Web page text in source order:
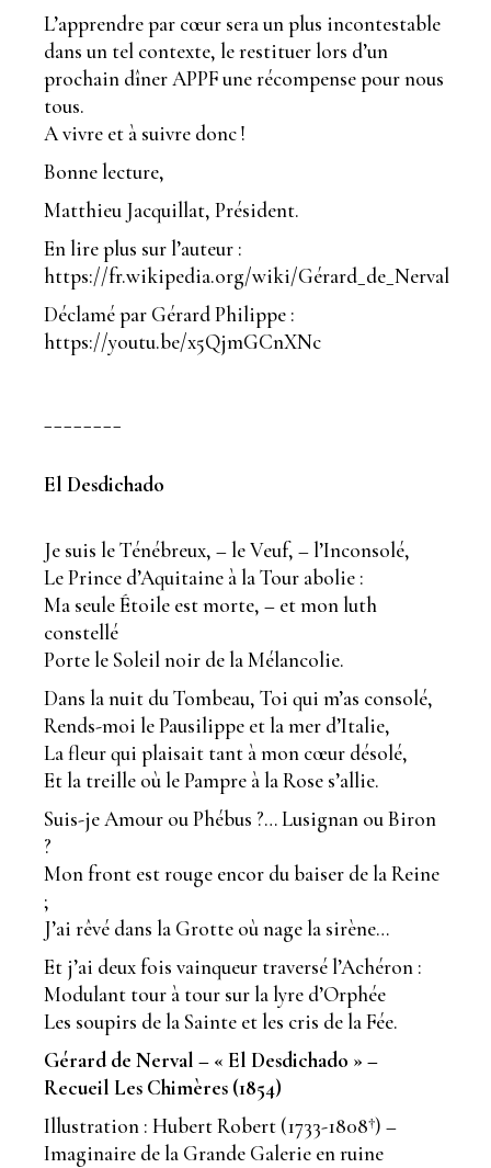
L’apprendre par cœur sera un plus incontestable
dans un tel contexte, le restituer lors d’un
prochain dîner APPF une récompense pour nous
tous.
A vivre et à suivre donc !
Bonne lecture,
Matthieu Jacquillat, Président.
En lire plus sur l’auteur :
https://fr.wikipedia.org/wiki/Gérard_de_Nerval
Déclamé par Gérard Philippe :
https://youtu.be/x5QjmGCnXNc
El Desdichado
Je suis le Ténébreux, – le Veuf, – l’Inconsolé,
Le Prince d’Aquitaine à la Tour abolie :
Ma seule Étoile est morte, – et mon luth
constellé
Porte le Soleil noir de la Mélancolie.
Dans la nuit du Tombeau, Toi qui m’as consolé,
Rends-moi le Pausilippe et la mer d’Italie,
La fleur qui plaisait tant à mon cœur désolé,
Et la treille où le Pampre à la Rose s’allie.
Suis-je Amour ou Phébus ?… Lusignan ou Biron
?
Mon front est rouge encor du baiser de la Reine
;
J’ai rêvé dans la Grotte où nage la sirène…
Et j’ai deux fois vainqueur traversé l’Achéron :
Modulant tour à tour sur la lyre d’Orphée
Les soupirs de la Sainte et les cris de la Fée.
Gérard de Nerval – « El Desdichado » –
Recueil Les Chimères (1854)
Illustration : Hubert Robert (1733-1808†) –
Imaginaire de la Grande Galerie en ruine